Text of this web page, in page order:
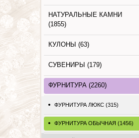
НАТУРАЛЬНЫЕ КАМНИ
(1855)
КУЛОНЫ (63)
СУВЕНИРЫ (179)
ФУРНИТУРА (2260)
ФУРНИТУРА ЛЮКС (315)
ФУРНИТУРА ОБЫЧНАЯ (1456)